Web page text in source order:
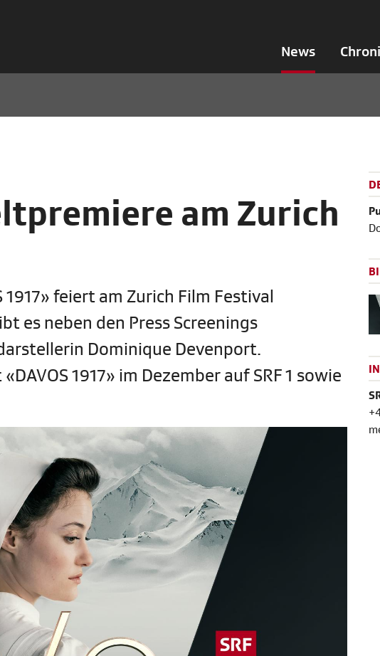
News
am Zurich
feiert am Zurich Film Festival
es neben den Press Screenings
Dominique Devenport.
1917» im Dezember auf SRF 1 sowie